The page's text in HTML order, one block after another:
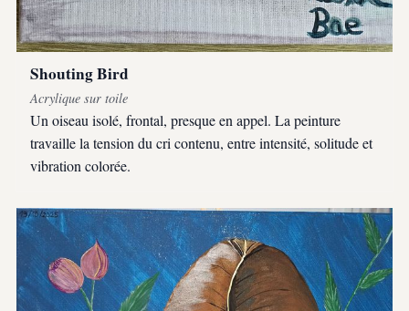
Shouting Bird
Acrylique sur toile
Un oiseau isolé, frontal, presque en appel. La peinture
travaille la tension du cri contenu, entre intensité, solitude et
vibration colorée.